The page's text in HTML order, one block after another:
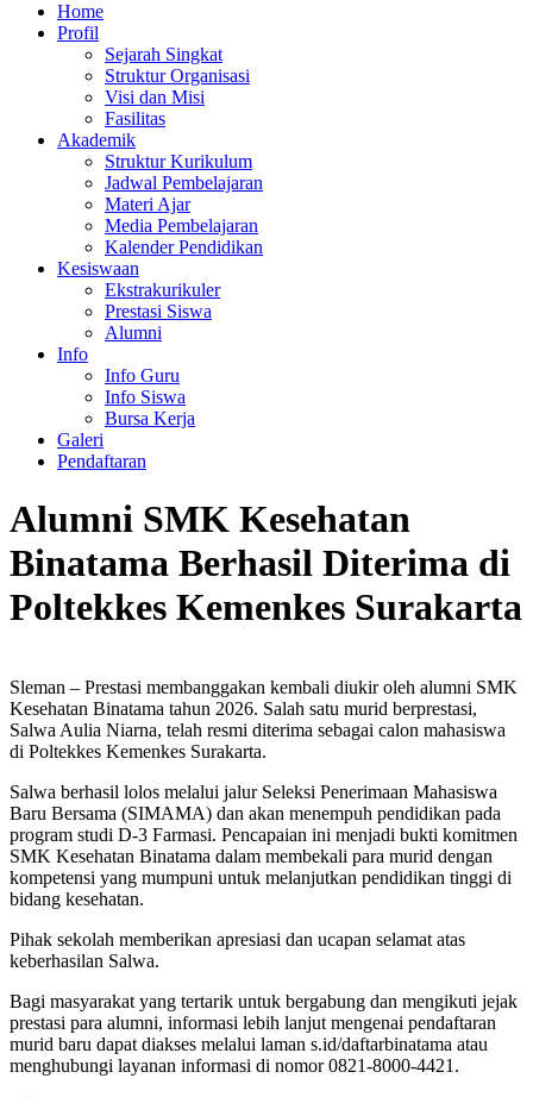
Home
Profil
Sejarah Singkat
Struktur Organisasi
Visi dan Misi
Fasilitas
Akademik
Struktur Kurikulum
Jadwal Pembelajaran
Materi Ajar
Media Pembelajaran
Kalender Pendidikan
Kesiswaan
Ekstrakurikuler
Prestasi Siswa
Alumni
Info
Info Guru
Info Siswa
Bursa Kerja
Galeri
Pendaftaran
Alumni SMK Kesehatan
Binatama Berhasil Diterima di
Poltekkes Kemenkes Surakarta
Sleman – Prestasi membanggakan kembali diukir oleh alumni SMK
Kesehatan Binatama tahun 2026. Salah satu murid berprestasi,
Salwa Aulia Niarna, telah resmi diterima sebagai calon mahasiswa
di Poltekkes Kemenkes Surakarta.
Salwa berhasil lolos melalui jalur Seleksi Penerimaan Mahasiswa
Baru Bersama (SIMAMA) dan akan menempuh pendidikan pada
program studi D-3 Farmasi. Pencapaian ini menjadi bukti komitmen
SMK Kesehatan Binatama dalam membekali para murid dengan
kompetensi yang mumpuni untuk melanjutkan pendidikan tinggi di
bidang kesehatan.
Pihak sekolah memberikan apresiasi dan ucapan selamat atas
keberhasilan Salwa.
Bagi masyarakat yang tertarik untuk bergabung dan mengikuti jejak
prestasi para alumni, informasi lebih lanjut mengenai pendaftaran
murid baru dapat diakses melalui laman s.id/daftarbinatama atau
menghubungi layanan informasi di nomor 0821-8000-4421.